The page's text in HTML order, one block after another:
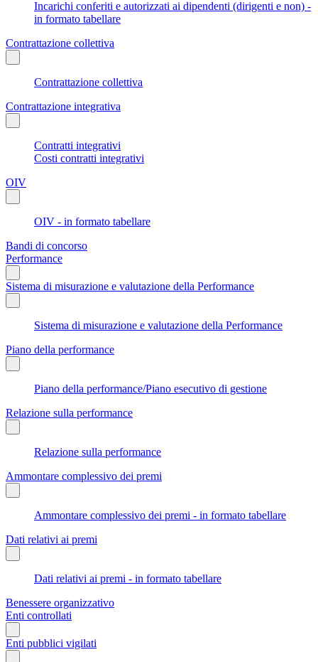
Incarichi conferiti e autorizzati ai dipendenti (dirigenti e non) -
in formato tabellare
Contrattazione collettiva
Contrattazione collettiva
Contrattazione integrativa
Contratti integrativi
Costi contratti integrativi
OIV
OIV - in formato tabellare
Bandi di concorso
Performance
Sistema di misurazione e valutazione della Performance
Sistema di misurazione e valutazione della Performance
Piano della performance
Piano della performance/Piano esecutivo di gestione
Relazione sulla performance
Relazione sulla performance
Ammontare complessivo dei premi
Ammontare complessivo dei premi - in formato tabellare
Dati relativi ai premi
Dati relativi ai premi - in formato tabellare
Benessere organizzativo
Enti controllati
Enti pubblici vigilati